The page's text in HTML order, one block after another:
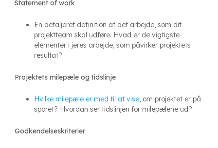
Statement of work
En detaljeret definition af det arbejde, som dit
projektteam skal udføre. Hvad er de vigtigste
elementer i jeres arbejde, som påvirker projektets
resultat?
Projektets milepæle og tidslinje
Hvilke milepæle er med til at vise, om projektet er på
sporet? Hvordan ser tidslinjen for milepælene ud?
Godkendelseskriterier